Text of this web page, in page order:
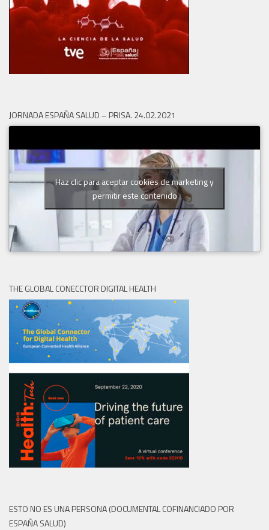
JORNADA ESPAÑA SALUD – PRISA. 24.02.2021
Haz clic para aceptar cookies de marketing y
permitir este contenido
THE GLOBAL CONECCTOR DIGITAL HEALTH
ESTO NO ES UNA PERSONA (DOCUMENTAL COFINANCIADO POR
ESPAÑA SALUD)